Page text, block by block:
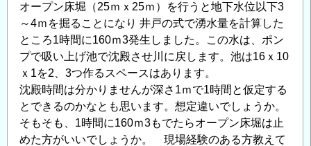
オープン床堀（25ｍｘ25ｍ）を行うと地下水位以下3
～4ｍを掘ることになり 井戸の式で湧水量を計算した
ところ1時間に160ｍ3発生しました。この水は、ポン
プで吸い上げ池で沈殿させ川に戻します。池は16ｘ10
ｘ1を2、3つ作るスペースはあります。
沈殿時間は分かりませんが深さ1ｍで1時間と仮定する
とできるのかなとも思います。想定違いでしょうか。
そもそも、1時間に160ｍ3もでたらオープン床堀は止
めた方がいいでしょうか。 現場経験のある方教えて